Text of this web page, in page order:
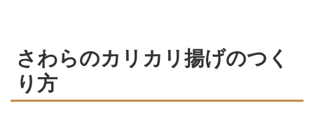
さわらのカリカリ揚げのつく
り方